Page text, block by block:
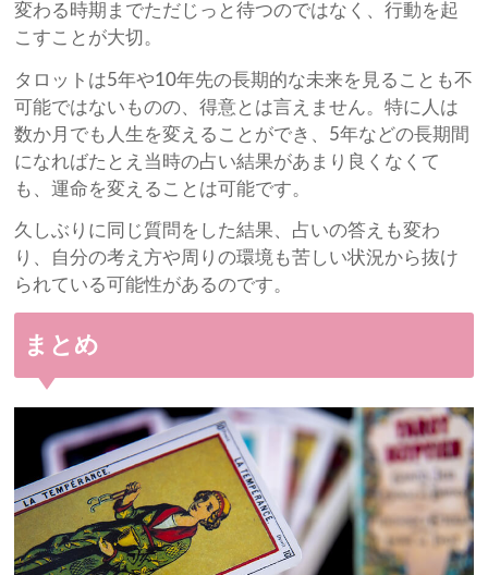
変わる時期までただじっと待つのではなく、行動を起
こすことが大切。
タロットは5年や10年先の長期的な未来を見ることも不
可能ではないものの、得意とは言えません。特に人は
数か月でも人生を変えることができ、5年などの長期間
になればたとえ当時の占い結果があまり良くなくて
も、運命を変えることは可能です。
久しぶりに同じ質問をした結果、占いの答えも変わ
り、自分の考え方や周りの環境も苦しい状況から抜け
られている可能性があるのです。
まとめ